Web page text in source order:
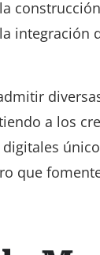
a los
que